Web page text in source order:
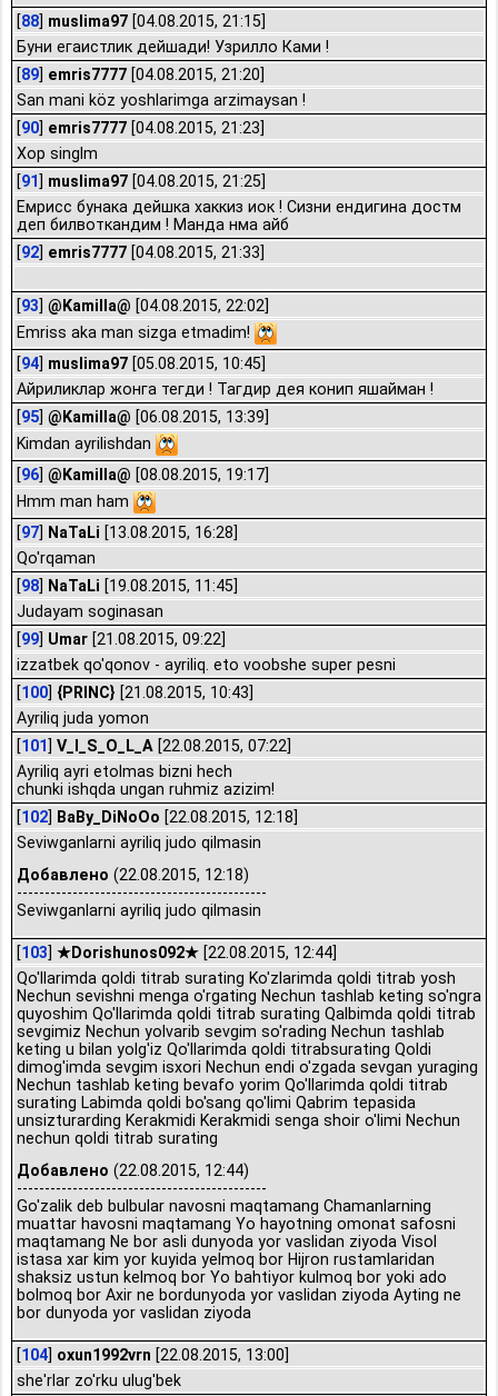
[88] muslima97 [04.08.2015, 21:15]
Буни егаистлик дейшади! Узрилло Ками !
[89] emris7777 [04.08.2015, 21:20]
San mani köz yoshlarimga arzimaysan !
[90] emris7777 [04.08.2015, 21:23]
Xop singlm
[91] muslima97 [04.08.2015, 21:25]
Емрисс бунака дейшка хаккиз иок ! Сизни ендигина достм
деп билвоткандим ! Манда нма айб
[92] emris7777 [04.08.2015, 21:33]
[93] @Kamilla@ [04.08.2015, 22:02]
Emriss aka man sizga etmadim!
[94] muslima97 [05.08.2015, 10:45]
Айриликлар жонга тегди ! Тагдир дея конип яшайман !
[95] @Kamilla@ [06.08.2015, 13:39]
Kimdan ayrilishdan
[96] @Kamilla@ [08.08.2015, 19:17]
Hmm man ham
[97] NaTaLi [13.08.2015, 16:28]
Qo'rqaman
[98] NaTaLi [19.08.2015, 11:45]
Judayam soginasan
[99] Umar [21.08.2015, 09:22]
izzatbek qo'qonov - ayriliq. eto voobshe super pesni
[100] {PRINC} [21.08.2015, 10:43]
Ayriliq juda yomon
[101] V_I_S_O_L_A [22.08.2015, 07:22]
Ayriliq ayri etolmas bizni hech
chunki ishqda ungan ruhmiz azizim!
[102] BaBy_DiNoOo [22.08.2015, 12:18]
Seviwganlarni ayriliq judo qilmasin
Добавлено (22.08.2015, 12:18)
---------------------------------------------
Seviwganlarni ayriliq judo qilmasin
[103] ★Dorishunos092★ [22.08.2015, 12:44]
Qo'llarimda qoldi titrab surating Ko'zlarimda qoldi titrab yosh
Nechun sevishni menga o'rgating Nechun tashlab keting so'ngra
quyoshim Qo'llarimda qoldi titrab surating Qalbimda qoldi titrab
sevgimiz Nechun yolvarib sevgim so'rading Nechun tashlab
keting u bilan yolg'iz Qo'llarimda qoldi titrabsurating Qoldi
dimog'imda sevgim isxori Nechun endi o'zgada sevgan yuraging
Nechun tashlab keting bevafo yorim Qo'llarimda qoldi titrab
surating Labimda qoldi bo'sang qo'limi Qabrim tepasida
unsizturarding Kerakmidi Kerakmidi senga shoir o'limi Nechun
nechun qoldi titrab surating
Добавлено (22.08.2015, 12:44)
---------------------------------------------
Go'zalik deb bulbular navosni maqtamang Chamanlarning
muattar havosni maqtamang Yo hayotning omonat safosni
maqtamang Ne bor asli dunyoda yor vaslidan ziyoda Visol
istasa xar kim yor kuyida yelmoq bor Hijron rustamlaridan
shaksiz ustun kelmoq bor Yo bahtiyor kulmoq bor yoki ado
bolmoq bor Axir ne bordunyoda yor vaslidan ziyoda Ayting ne
bor dunyoda yor vaslidan ziyoda
[104] oxun1992vrn [22.08.2015, 13:00]
she'rlar zo'rku ulug'bek